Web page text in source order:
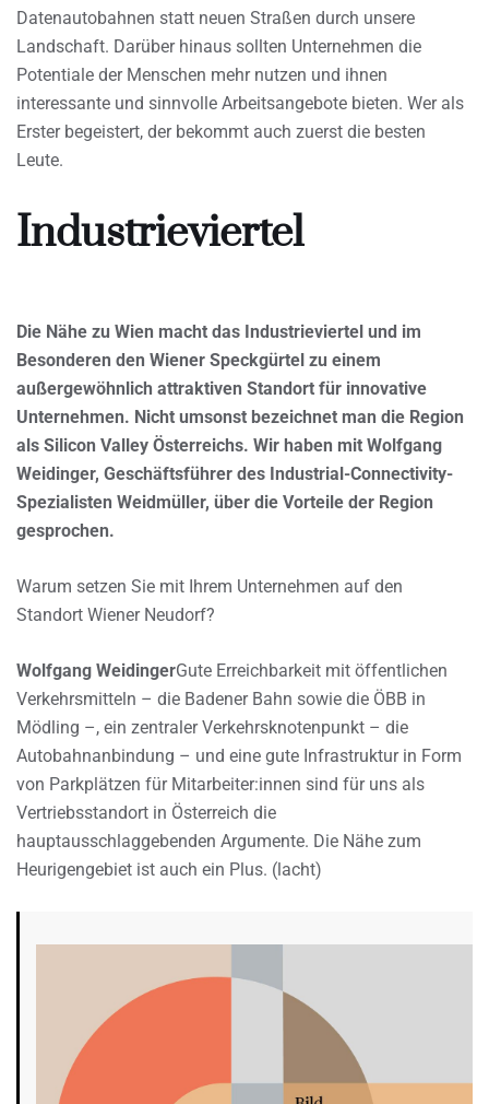
Datenautobahnen statt neuen Straßen durch unsere
Landschaft. Darüber hinaus sollten Unternehmen die
Potentiale der Menschen mehr nutzen und ihnen
interessante und sinnvolle Arbeitsangebote bieten. Wer als
Erster begeistert, der bekommt auch zuerst die besten
Leute.
Industrieviertel
Die Nähe zu Wien macht das Industrieviertel und im
Besonderen den Wiener Speckgürtel zu einem
außergewöhnlich attraktiven Standort für innovative
Unternehmen. Nicht umsonst bezeichnet man die Region
als Silicon Valley Österreichs. Wir haben mit Wolfgang
Weidinger, Geschäftsführer des Industrial-Connectivity-
Spezialisten Weidmüller, über die Vorteile der Region
gesprochen.
Warum setzen Sie mit Ihrem Unternehmen auf den
Standort Wiener Neudorf?
Wolfgang WeidingerGute Erreichbarkeit mit öffentlichen
Verkehrsmitteln – die Badener Bahn sowie die ÖBB in
Mödling –, ein zentraler Verkehrsknotenpunkt – die
Autobahnanbindung – und eine gute Infrastruktur in Form
von Parkplätzen für Mitarbeiter:innen sind für uns als
Vertriebsstandort in Österreich die
hauptausschlaggebenden Argumente. Die Nähe zum
Heurigengebiet ist auch ein Plus. (lacht)